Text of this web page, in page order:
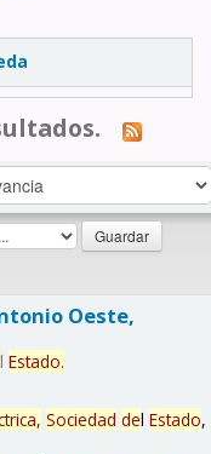
Oeste,
l Estado.
Sociedad del Estado,